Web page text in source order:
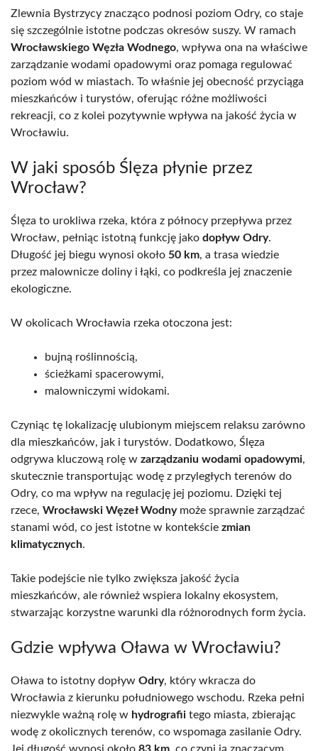
Zlewnia Bystrzycy znacząco podnosi poziom Odry, co staje
się szczególnie istotne podczas okresów suszy. W ramach
Wrocławskiego Węzła Wodnego, wpływa ona na właściwe
zarządzanie wodami opadowymi oraz pomaga regulować
poziom wód w miastach. To właśnie jej obecność przyciąga
mieszkańców i turystów, oferując różne możliwości
rekreacji, co z kolei pozytywnie wpływa na jakość życia w
Wrocławiu.
W jaki sposób Ślęza płynie przez
Wrocław?
Ślęza to urokliwa rzeka, która z północy przepływa przez
Wrocław, pełniąc istotną funkcję jako dopływ Odry.
Długość jej biegu wynosi około 50 km, a trasa wiedzie
przez malownicze doliny i łąki, co podkreśla jej znaczenie
ekologiczne.
W okolicach Wrocławia rzeka otoczona jest:
bujną roślinnością,
ścieżkami spacerowymi,
malowniczymi widokami.
Czyniąc tę lokalizację ulubionym miejscem relaksu zarówno
dla mieszkańców, jak i turystów. Dodatkowo, Ślęza
odgrywa kluczową rolę w zarządzaniu wodami opadowymi,
skutecznie transportując wodę z przyległych terenów do
Odry, co ma wpływ na regulację jej poziomu. Dzięki tej
rzece, Wrocławski Węzeł Wodnymoże sprawnie zarządzać
stanami wód, co jest istotne w kontekście zmian
klimatycznych.
Takie podejście nie tylko zwiększa jakość życia
mieszkańców, ale również wspiera lokalny ekosystem,
stwarzając korzystne warunki dla różnorodnych form życia.
Gdzie wpływa Oława w Wrocławiu?
Oława to istotny dopływ Odry, który wkracza do
Wrocławia z kierunku południowego wschodu. Rzeka pełni
niezwykle ważną rolę w hydrografii tego miasta, zbierając
wodę z okolicznych terenów, co wspomaga zasilanie Odry.